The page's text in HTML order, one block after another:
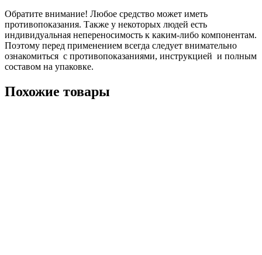
Обратите внимание! Любое средство может иметь
противопоказания. Также у некоторых людей есть
индивидуальная непереносимость к каким-либо компонентам.
Поэтому перед применением всегда следует внимательно
ознакомиться с противопоказаниями, инструкцией и полным
составом на упаковке.
Похожие товары